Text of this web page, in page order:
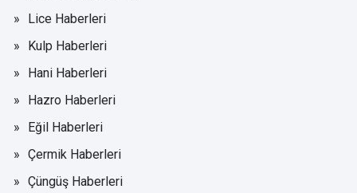
Lice Haberleri
Kulp Haberleri
Hani Haberleri
Hazro Haberleri
Eğil Haberleri
Çermik Haberleri
Çüngüş Haberleri